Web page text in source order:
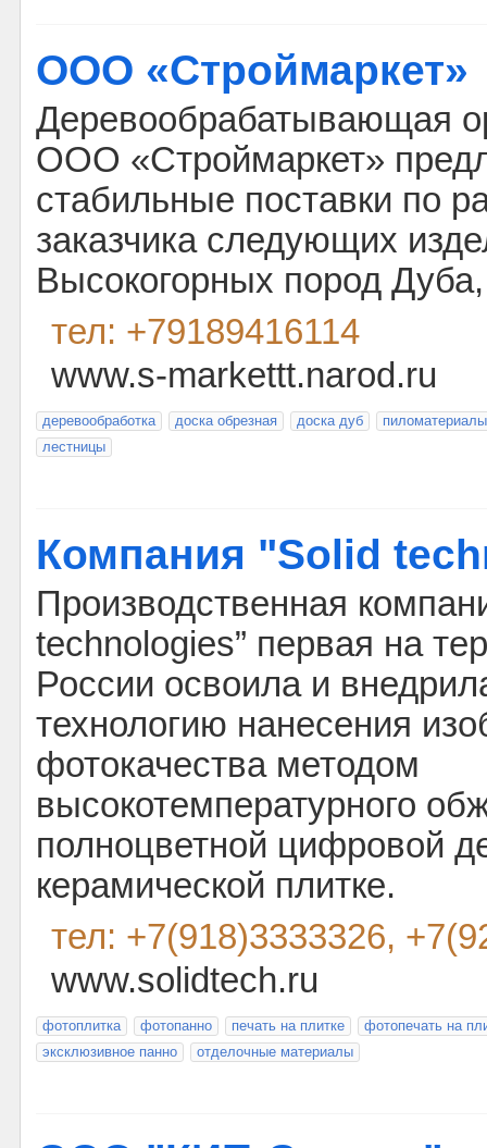
ООО «Строймаркет»
Деревообрабатывающая
ООО «Строймаркет»
стабильные поставки по
заказчика следующих
Высокогорных пород
тел: +79189416114
www.s-markettt.narod.ru
деревообработка доска обрезная доска дуб
пиломатериалы
лестницы
Компания "Solid
Производственная
technologies” первая на
России освоила и
технологию нанесения
фотокачества методом
высокотемпературного
полноцветной цифровой
керамической плитке.
тел: +7(918)3333326,
www.solidtech.ru
фотоплитка фотопанно печать на плитке
фотопечать на
эксклюзивное панно
отделочные материалы